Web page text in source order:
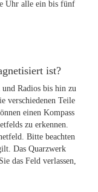
Uhr alle ein bis fünf
ist?
Radios bis hin zu
verschiedenen Teile
einen Kompass
zu erkennen.
Bitte beachten
Das Quarzwerk
das Feld verlassen,